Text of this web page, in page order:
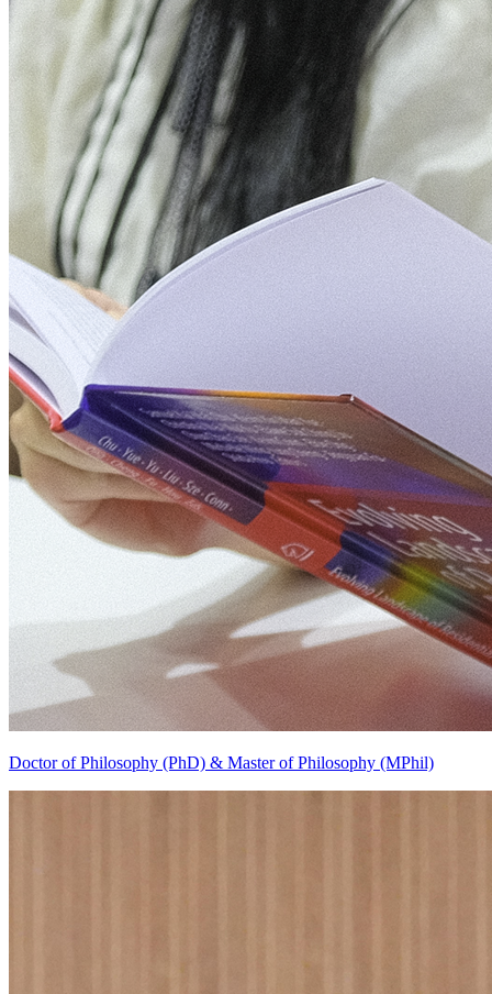
Doctor of Philosophy (PhD) & Master of Philosophy (MPhil)